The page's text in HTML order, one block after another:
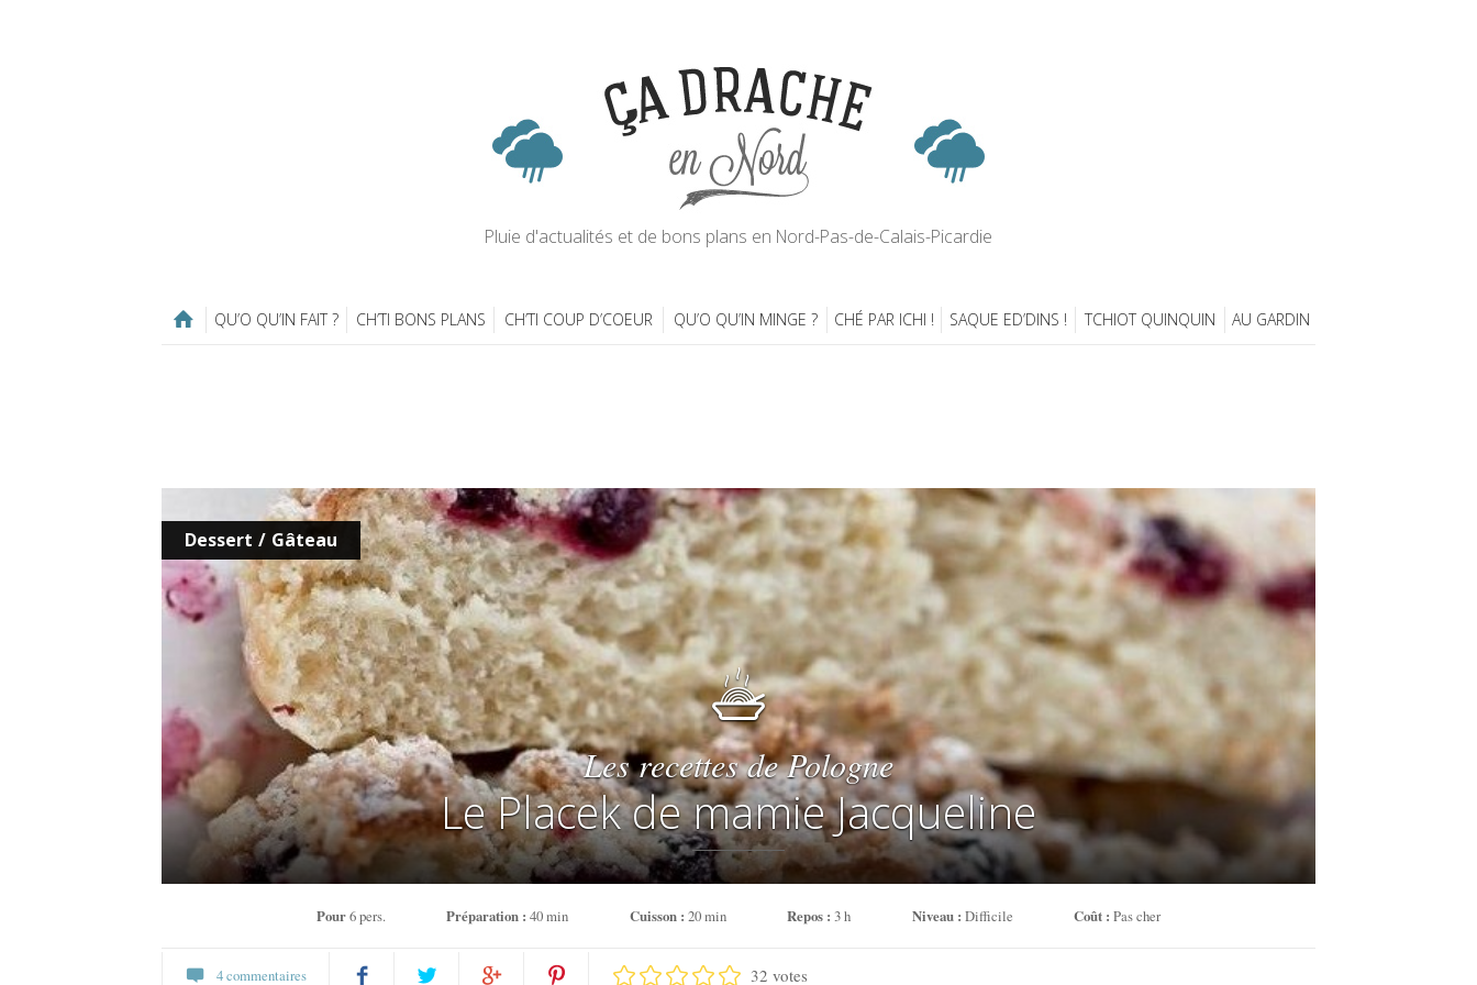
Pluie d'actualités et de bons plans en Nord-Pas-de-Calais-Picardie
QU’O QU’IN FAIT ? CH’TI BONS PLANS CH’TI COUP D’COEUR QU’O QU’IN MINGE ? CHÉ PAR ICHI ! SAQUE ED’DINS ! TCHIOT QUINQUIN AU GARDIN
Dessert / Gâteau
Les recettes de Pologne
Le Placek de mamie Jacqueline
Pour6 pers. Préparation :40 min Cuisson : 20 min Repos :3 h Niveau : Difficile Coût : Pas cher
4 commentaires 32 votes